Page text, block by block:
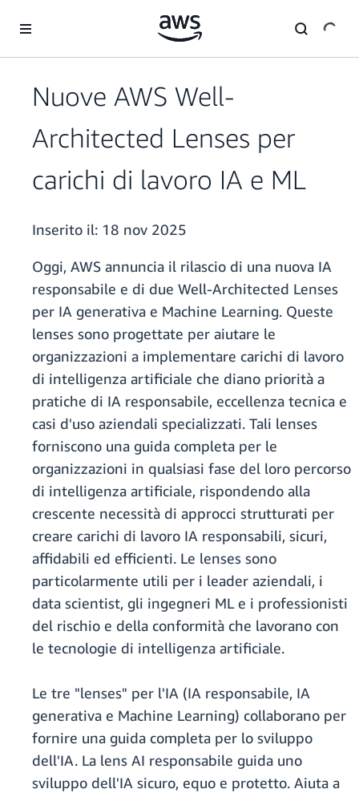
Nuove AWS Well-
Architected Lenses per
carichi di lavoro IA e ML
Inserito il: 18 nov 2025
Oggi, AWS annuncia il rilascio di una nuova IA
responsabile e di due Well-Architected Lenses
per IA generativa e Machine Learning. Queste
lenses sono progettate per aiutare le
organizzazioni a implementare carichi di lavoro
di intelligenza artificiale che diano priorità a
pratiche di IA responsabile, eccellenza tecnica e
casi d'uso aziendali specializzati. Tali lenses
forniscono una guida completa per le
organizzazioni in qualsiasi fase del loro percorso
di intelligenza artificiale, rispondendo alla
crescente necessità di approcci strutturati per
creare carichi di lavoro IA responsabili, sicuri,
affidabili ed efficienti. Le lenses sono
particolarmente utili per i leader aziendali, i
data scientist, gli ingegneri ML e i professionisti
del rischio e della conformità che lavorano con
le tecnologie di intelligenza artificiale.
Le tre "lenses" per l'IA (IA responsabile, IA
generativa e Machine Learning) collaborano per
fornire una guida completa per lo sviluppo
dell'IA. La lens AI responsabile guida uno
sviluppo dell'IA sicuro, equo e protetto. Aiuta a